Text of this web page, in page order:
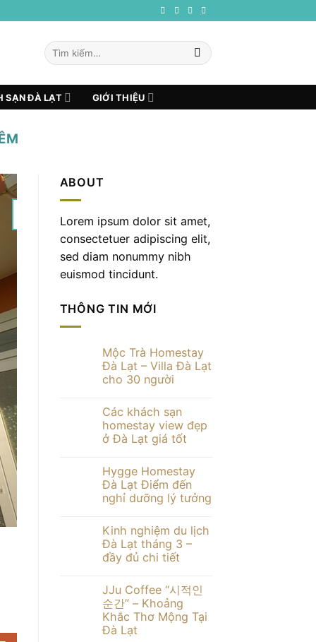
Tìm
kiếm:
SẠN ĐÀ LẠT GIỚI THIỆU
BLOG DU LỊCH DU LỊCH HOMESTAY ĐÀ
Các khách sạn homestay
ABOUT
Lorem ipsum dolor sit amet,
consectetuer adipiscing elit,
sed diam nonummy nibh
euismod tincidunt.
THÔNG TIN MỚI
Mộc Trà Homestay
Đà Lạt – Villa Đà Lạt
cho 30 người
bình
luận
ở
Mộc
Đà
Lạt
–
Villa
Đà
30
người
Các khách sạn
homestay view đẹp
ở Đà Lạt giá tốt
bình
luận
ở
Các
khách
homestay
view
đẹp
ở
Đà
tốt
Hygge Homestay
Đà Lạt Điểm đến
nghỉ dưỡng lý tưởng
bình
luận
ở
Hygge
Homestay
Lạt
Điểm
đến
nghỉ
dưỡng
lý
Kinh nghiệm du lịch
Đà Lạt tháng 3 –
đầy đủ chi tiết
bình
luận
ở
Kinh
nghiệm
du
JJu Coffee “시적인
순간” – Khoảng
Khắc Thơ Mộng Tại
Đà Lạt